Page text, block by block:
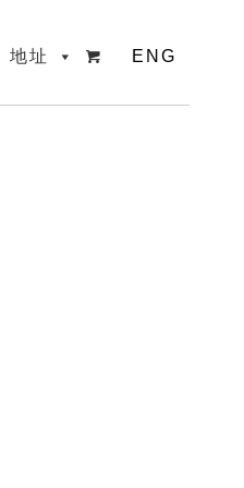

地址 ENG